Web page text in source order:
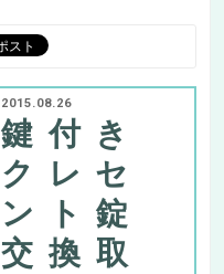
2015.08.26
鍵付き
クレセ
ント錠
交換取